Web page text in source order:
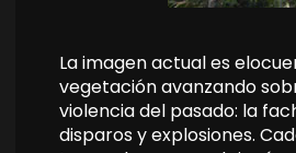
La imagen actual es
vegetación avanzando
violencia del pasado: la
disparos y explosiones.